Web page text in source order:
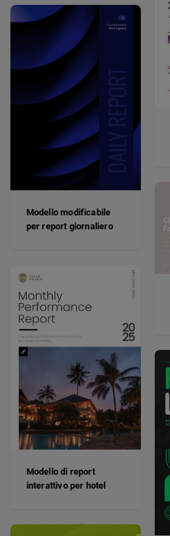
Modello modificabile
per report giornaliero
Modello di report
interattivo per hotel